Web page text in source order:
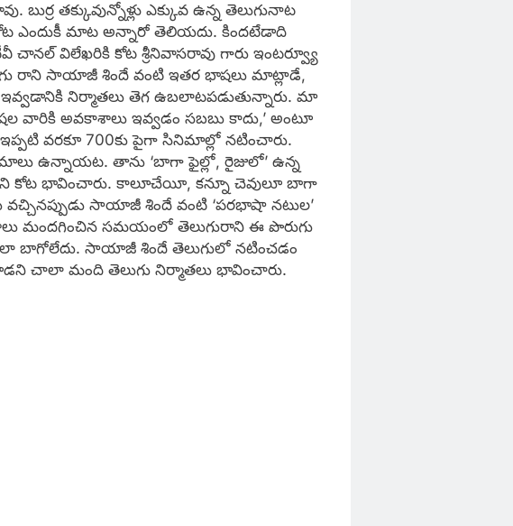
బుర్ర తక్కువున్నోళ్లు ఎక్కువ ఉన్న తెలుగునాట
ఎందుకీ మాట అన్నారో తెలియదు. కిందటేడాది
చానల్‌ విలేఖరికి కోట శ్రీనివాసరావు గారు ఇంటర్వ్యూ
రాని సాయాజీ శిందే వంటి ఇతర భాషలు మాట్లాడే,
ఇవ్వడానికి నిర్మాతలు తెగ ఉబలాటపడుతున్నారు. మా
వారికి అవకాశాలు ఇవ్వడం సబబు కాదు,’ అంటూ
వరకూ 700కు పైగా సినిమాల్లో నటించారు.
ఉన్నాయట. తాను ‘బాగా ఫైల్లో, రైజులో’ ఉన్న
కోట భావించారు. కాలూచేయీ, కన్నూ చెవులూ బాగా
సాయాజీ శిందే వంటి ‘పరభాషా నటుల’
మందగించిన సమయంలో తెలుగురాని ఈ పొరుగు
చాలా బాగోలేదు. సాయాజీ శిందే తెలుగులో నటించడం
చాలా మంది తెలుగు నిర్మాతలు భావించారు.